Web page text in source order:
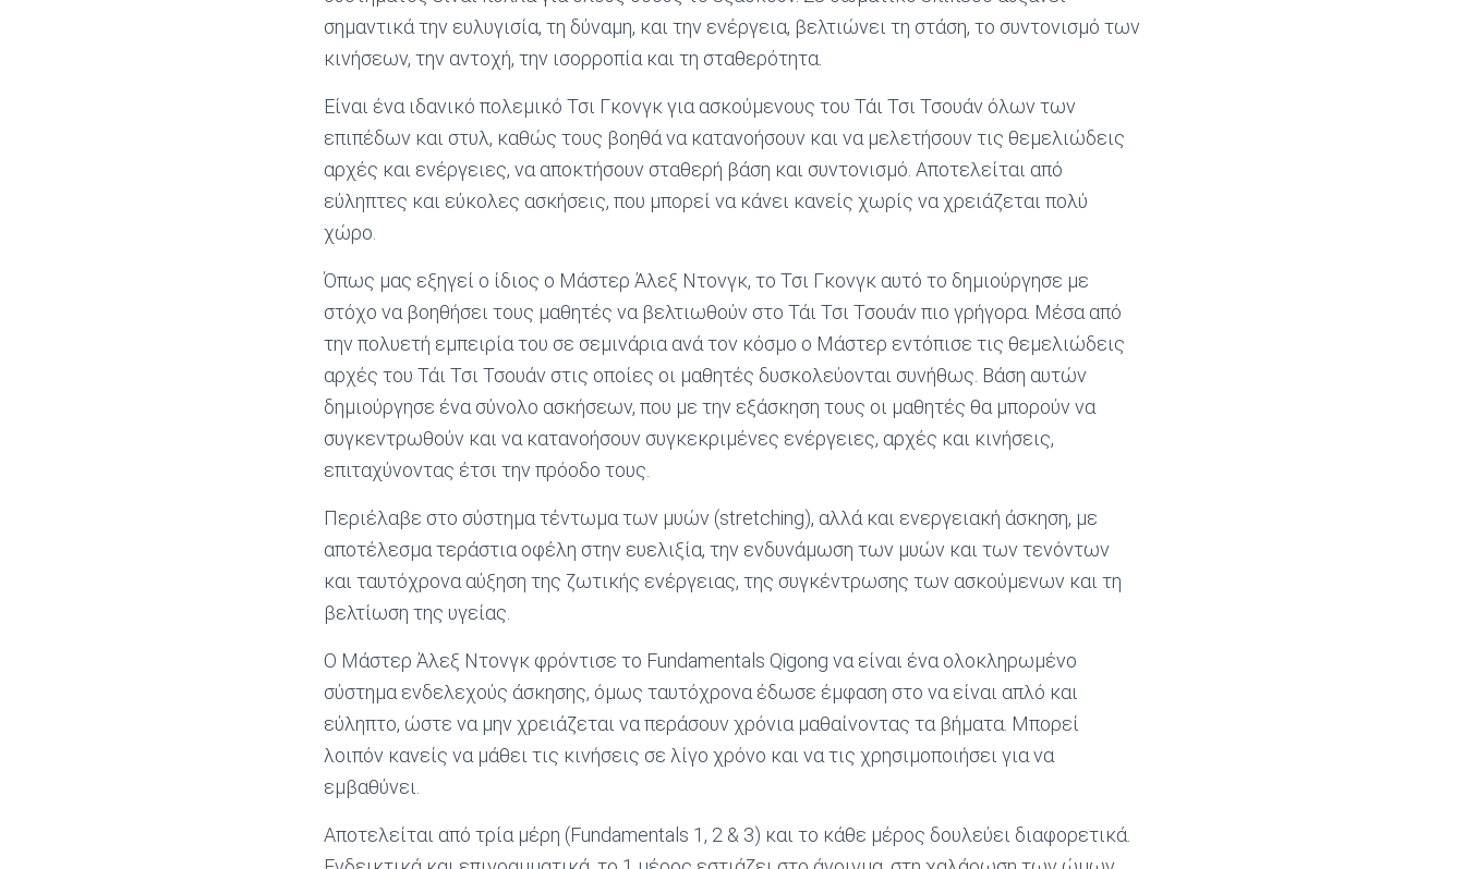
σημαντικά την ευλυγισία, τη δύναμη, και την ενέργεια, βελτιώνει τη στάση, το συντονισμό των
κινήσεων, την αντοχή, την ισορροπία και τη σταθερότητα.
Είναι ένα ιδανικό πολεμικό Τσι Γκονγκ για ασκούμενους του Τάι Τσι Τσουάν όλων των
επιπέδων και στυλ, καθώς τους βοηθά να κατανοήσουν και να μελετήσουν τις θεμελιώδεις
αρχές και ενέργειες, να αποκτήσουν σταθερή βάση και συντονισμό. Αποτελείται από
εύληπτες και εύκολες ασκήσεις, που μπορεί να κάνει κανείς χωρίς να χρειάζεται πολύ
χώρο.
Όπως μας εξηγεί ο ίδιος ο Μάστερ Άλεξ Ντονγκ, το Τσι Γκονγκ αυτό το δημιούργησε με
στόχο να βοηθήσει τους μαθητές να βελτιωθούν στο Τάι Τσι Τσουάν πιο γρήγορα. Μέσα από
την πολυετή εμπειρία του σε σεμινάρια ανά τον κόσμο ο Μάστερ εντόπισε τις θεμελιώδεις
αρχές του Τάι Τσι Τσουάν στις οποίες οι μαθητές δυσκολεύονται συνήθως. Βάση αυτών
δημιούργησε ένα σύνολο ασκήσεων, που με την εξάσκηση τους οι μαθητές θα μπορούν να
συγκεντρωθούν και να κατανοήσουν συγκεκριμένες ενέργειες, αρχές και κινήσεις,
επιταχύνοντας έτσι την πρόοδο τους.
Περιέλαβε στο σύστημα τέντωμα των μυών (stretching), αλλά και ενεργειακή άσκηση, με
αποτέλεσμα τεράστια οφέλη στην ευελιξία, την ενδυνάμωση των μυών και των τενόντων
και ταυτόχρονα αύξηση της ζωτικής ενέργειας, της συγκέντρωσης των ασκούμενων και τη
βελτίωση της υγείας.
O Μάστερ Άλεξ Ντονγκ φρόντισε το Fundamentals Qigong να είναι ένα ολοκληρωμένο
σύστημα ενδελεχούς άσκησης, όμως ταυτόχρονα έδωσε έμφαση στο να είναι απλό και
εύληπτο, ώστε να μην χρειάζεται να περάσουν χρόνια μαθαίνοντας τα βήματα. Μπορεί
λοιπόν κανείς να μάθει τις κινήσεις σε λίγο χρόνο και να τις χρησιμοποιήσει για να
εμβαθύνει.
Αποτελείται από τρία μέρη (Fundamentals 1, 2 & 3) και το κάθε μέρος δουλεύει διαφορετικά.